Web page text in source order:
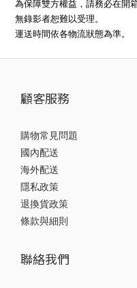
為保障雙方權益，請務必在開
無錄影者恕難以受理。
運送時間依各物流狀態為準。
顧客服務
購物常見問題
國內配送
海外配送
隱私政策
退換貨政策
條款與細則
聯絡我們